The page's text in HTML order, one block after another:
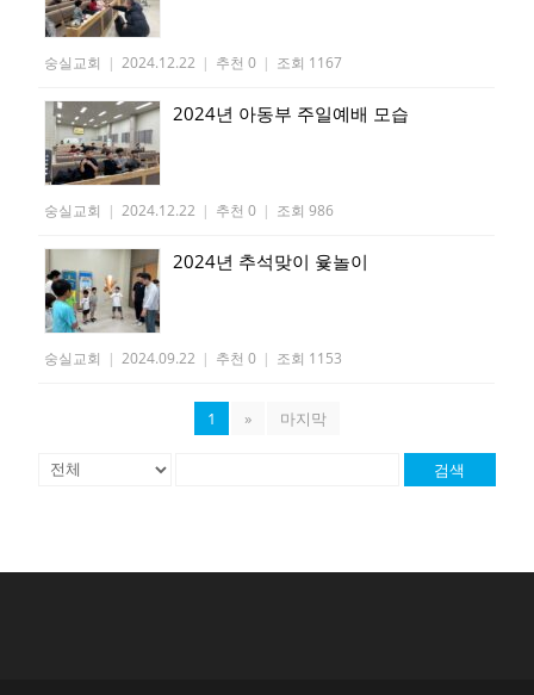
숭실교회 | 2024.12.22 | 추천 0 | 조회 1167
2024년 아동부 주일예배 모습
숭실교회 | 2024.12.22 | 추천 0 | 조회 986
2024년 추석맞이 윷놀이
숭실교회 | 2024.09.22 | 추천 0 | 조회 1153
1 » 마지막
검색